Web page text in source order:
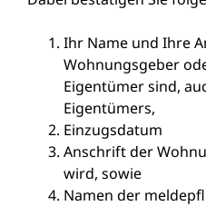
Ihr Name und Ihre
Wohnungsgeber
Eigentümer sind,
Eigentümers,
Einzugsdatum
Anschrift der
wird, sowie
Namen der